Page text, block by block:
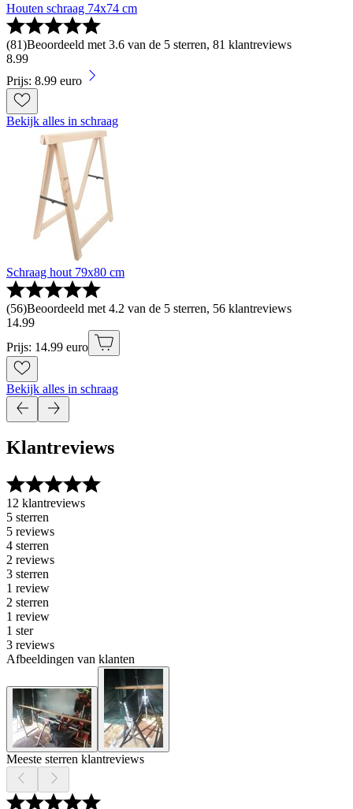
Houten schraag 74x74 cm
(81)Beoordeeld met 3.6 van de 5 sterren, 81 klantreviews
8.99
Prijs: 8.99 euro
Bekijk alles in schraag
Schraag hout 79x80 cm
(56)Beoordeeld met 4.2 van de 5 sterren, 56 klantreviews
14.99
Prijs: 14.99 euro
Bekijk alles in schraag
Klantreviews
12 klantreviews
5 sterren
5 reviews
4 sterren
2 reviews
3 sterren
1 review
2 sterren
1 review
1 ster
3 reviews
Afbeeldingen van klanten
Meeste sterren klantreviews